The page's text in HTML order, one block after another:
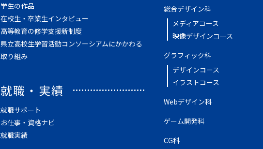
学生の作品
在校生・卒業生インタビュー
高等教育の修学支援新制度
県立高校生学習活動コンソーシアムにかかわる
取り組み
総合デザイン科
メディアコース
映像デザインコース
グラフィック科
デザインコース
イラストコース
Webデザイン科
ゲーム開発科
CG科
就職・実績
就職サポート
お仕事・資格ナビ
就職実績